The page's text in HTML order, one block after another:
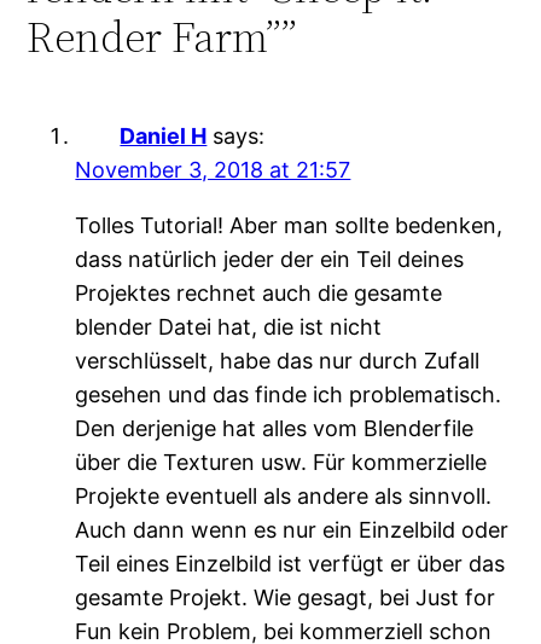
Render Farm””
Daniel H says:
November 3, 2018 at 21:57
Tolles Tutorial! Aber man sollte bedenken,
dass natürlich jeder der ein Teil deines
Projektes rechnet auch die gesamte
blender Datei hat, die ist nicht
verschlüsselt, habe das nur durch Zufall
gesehen und das finde ich problematisch.
Den derjenige hat alles vom Blenderfile
über die Texturen usw. Für kommerzielle
Projekte eventuell als andere als sinnvoll.
Auch dann wenn es nur ein Einzelbild oder
Teil eines Einzelbild ist verfügt er über das
gesamte Projekt. Wie gesagt, bei Just for
Fun kein Problem, bei kommerziell schon